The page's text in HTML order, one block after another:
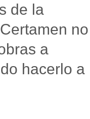
de la
no
a
hacerlo a